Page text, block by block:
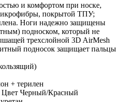
и комфортом при носке,
покрытой ТПУ;
Ноги надежно защищены
подноском, который не
трехслойной 3D AirMesh
подносок защищает пальцы
+ терилен
Цвет Черный/Красный